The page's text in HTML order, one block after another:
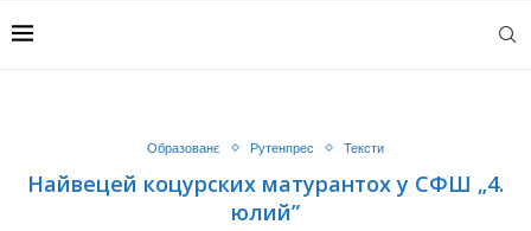
Образованє Рутенпрес Тексти
Найвецей коцурских матурантох у СФШ „4.
юлий”